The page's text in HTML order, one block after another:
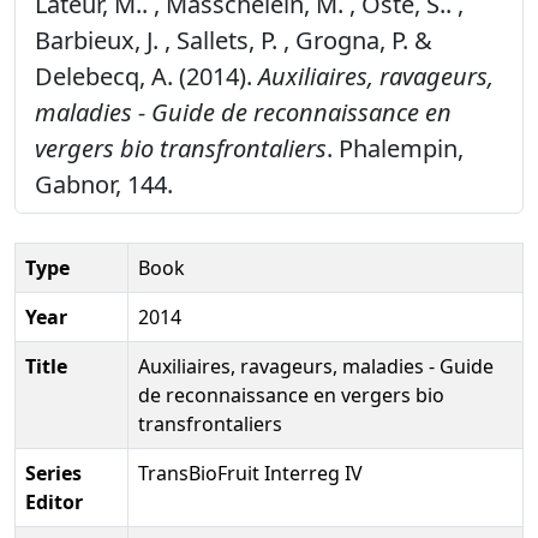
Barbieux, J. , Sallets, P. , Grogna, P. &
Delebecq, A. (2014).Auxiliaires, ravageurs,
maladies - Guide de reconnaissance en
vergers bio transfrontaliers. Phalempin,
Gabnor, 144.
Type
Book
Year
2014
Title
Auxiliaires, ravageurs, maladies - Guide
de reconnaissance en vergers bio
transfrontaliers
Series
Editor
TransBioFruit Interreg IV